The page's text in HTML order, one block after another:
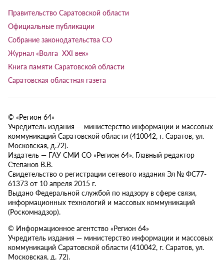
Правительство Саратовской области
Официальные публикации
Собрание законодательства СО
Журнал «Волга XXI век»
Книга памяти Саратовской области
Саратовская областная газета
© «Регион 64»
Учредитель издания — министерство информации и массовых
коммуникаций Саратовской области (410042, г. Саратов, ул.
Московская, д.72).
Издатель — ГАУ СМИ СО «Регион 64». Главный редактор
Степанов В.В.
Свидетельство о регистрации сетевого издания Эл № ФС77-
61373 от 10 апреля 2015 г.
Выдано Федеральной службой по надзору в сфере связи,
информационных технологий и массовых коммуникаций
(Роскомнадзор).
© Информационное агентство «Регион 64»
Учредитель издания — министерство информации и массовых
коммуникаций Саратовской области (410042, г. Саратов, ул.
Московская, д. 72).